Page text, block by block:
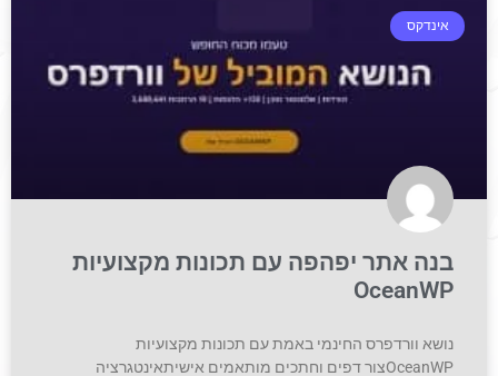
אינדקס
בנה אתר יפהפה עם תכונות מקצועיות
OceanWP
נושא וורדפרס החינמי באמת עם תכונות מקצועיות
OceanWPצור דפים וחתכים מותאמים אישיתאינטגרציה